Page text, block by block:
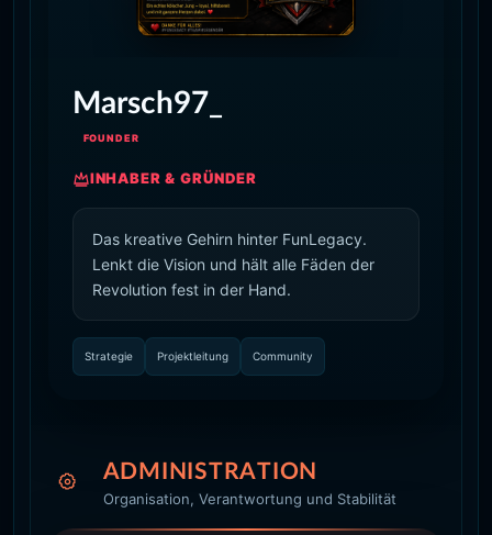
Marsch97_
FOUNDER
INHABER & GRÜNDER
Das kreative Gehirn hinter FunLegacy.
Lenkt die Vision und hält alle Fäden der
Revolution fest in der Hand.
Strategie Projektleitung Community
ADMINISTRATION
Organisation, Verantwortung und Stabilität